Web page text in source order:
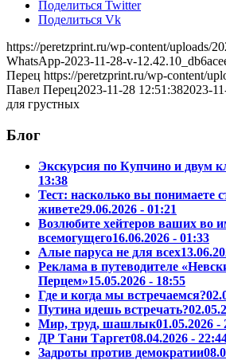
Поделиться Twitter
Поделиться Vk
https://peretzprint.ru/wp-content/uploads/
WhatsApp-2023-11-28-v-
Перец https://peretzprint.ru/wp-content/
Павел Перец2023-11-28 12:51:382023-
для грустных
Блог
Экскурсия по Купчино и двум
13:38
Тест: насколько вы понимаете
живете29.06.2026 - 01:21
Возлюбите хейтеров ваших во
всемогущего16.06.2026 - 01:33
Алые паруса не для всех
Реклама в путеводителе
Перцем»15.05.2026 - 18:55
Где и когда мы встречаемся?
Путина идешь встречать?
Мир, труд, шашлык01.05.2026 -
ДР Тани Таргет08.04.2026 -
Задроты против демократии